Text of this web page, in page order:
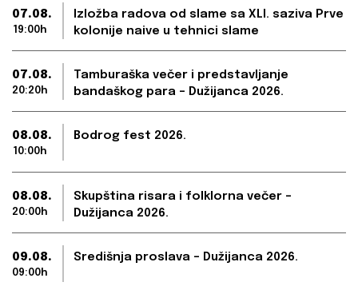
07.08.
19:00h
Izložba radova od slame sa XLI. saziva Prve
kolonije naive u tehnici slame
07.08.
20:20h
Tamburaška večer i predstavljanje
bandaškog para – Dužijanca 2026.
08.08.
10:00h
Bodrog fest 2026.
08.08.
20:00h
Skupština risara i folklorna večer –
Dužijanca 2026.
09.08.
09:00h
Središnja proslava – Dužijanca 2026.